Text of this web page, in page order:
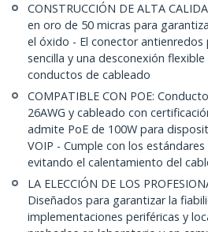
CONSTRUCCIÓN DE ALTA
en oro de 50 micras para
el óxido - El conector antienredos
sencilla y una desconexión
conductos de cableado
COMPATIBLE CON POE:
26AWG y cableado con
admite PoE de 100W para
VOIP - Cumple con los estándares
evitando el calentamiento del
LA ELECCIÓN DE LOS
Diseñados para garantizar la
implementaciones periféricas y